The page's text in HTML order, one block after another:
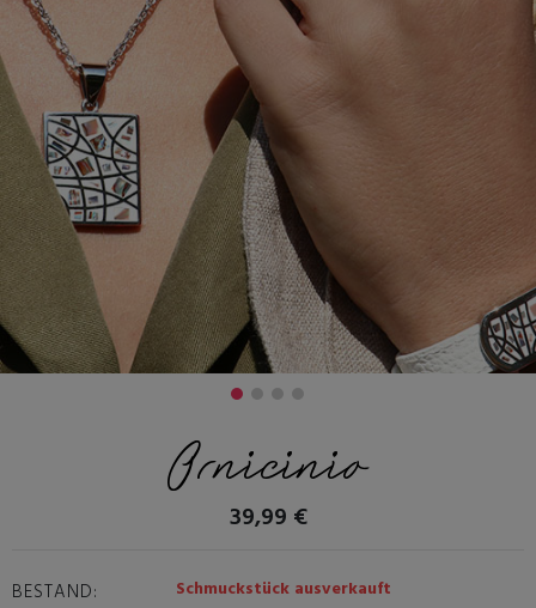
Ornicinio
39,99 €
BESTAND: Schmuckstück ausverkauft